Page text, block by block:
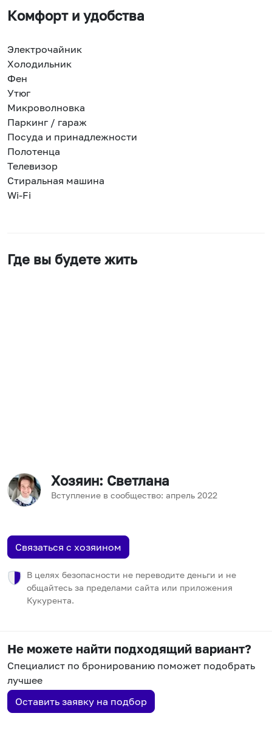
Комфорт и удобства
Электрочайник
Холодильник
Фен
Утюг
Микроволновка
Паркинг / гараж
Посуда и принадлежности
Полотенца
Телевизор
Стиральная машина
Wi-Fi
Где вы будете жить
Хозяин: Светлана
Вступление в сообщество: апрель 2022
Связаться с хозяином
В целях безопасности не переводите деньги и не
общайтесь за пределами сайта или приложения
Кукурента.
Не можете найти подходящий вариант?
Специалист по бронированию поможет подобрать
лучшее
Оставить заявку на подбор